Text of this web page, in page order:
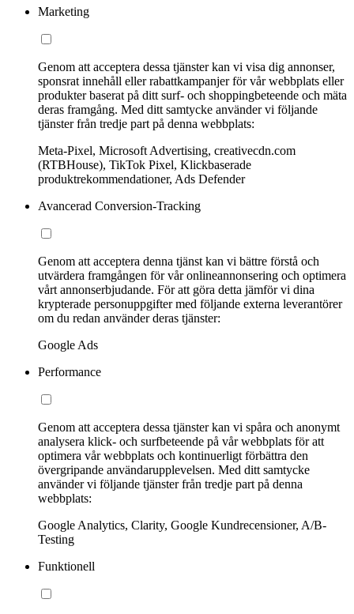
Marketing
Genom att acceptera dessa tjänster kan vi visa dig annonser,
sponsrat innehåll eller rabattkampanjer för vår webbplats eller
produkter baserat på ditt surf- och shoppingbeteende och mäta
deras framgång. Med ditt samtycke använder vi följande
tjänster från tredje part på denna webbplats:
Meta-Pixel, Microsoft Advertising, creativecdn.com
(RTBHouse), TikTok Pixel, Klickbaserade
produktrekommendationer, Ads Defender
Avancerad Conversion-Tracking
Genom att acceptera denna tjänst kan vi bättre förstå och
utvärdera framgången för vår onlineannonsering och optimera
vårt annonserbjudande. För att göra detta jämför vi dina
krypterade personuppgifter med följande externa leverantörer
om du redan använder deras tjänster:
Google Ads
Performance
Genom att acceptera dessa tjänster kan vi spåra och anonymt
analysera klick- och surfbeteende på vår webbplats för att
optimera vår webbplats och kontinuerligt förbättra den
övergripande användarupplevelsen. Med ditt samtycke
använder vi följande tjänster från tredje part på denna
webbplats:
Google Analytics, Clarity, Google Kundrecensioner, A/B-
Testing
Funktionell